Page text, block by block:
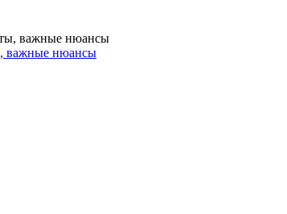
важные нюансы